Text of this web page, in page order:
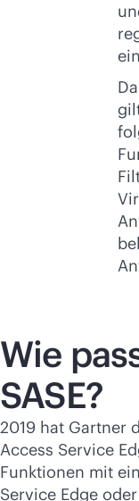
Wie
SASE?
2019 hat Gartner
Access Service
Funktionen mit
Service Edge